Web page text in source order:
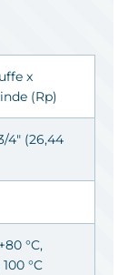
x
(Rp)
4" (26,44
°C,
°C